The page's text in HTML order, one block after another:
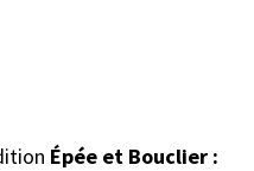
Épée et Bouclier :